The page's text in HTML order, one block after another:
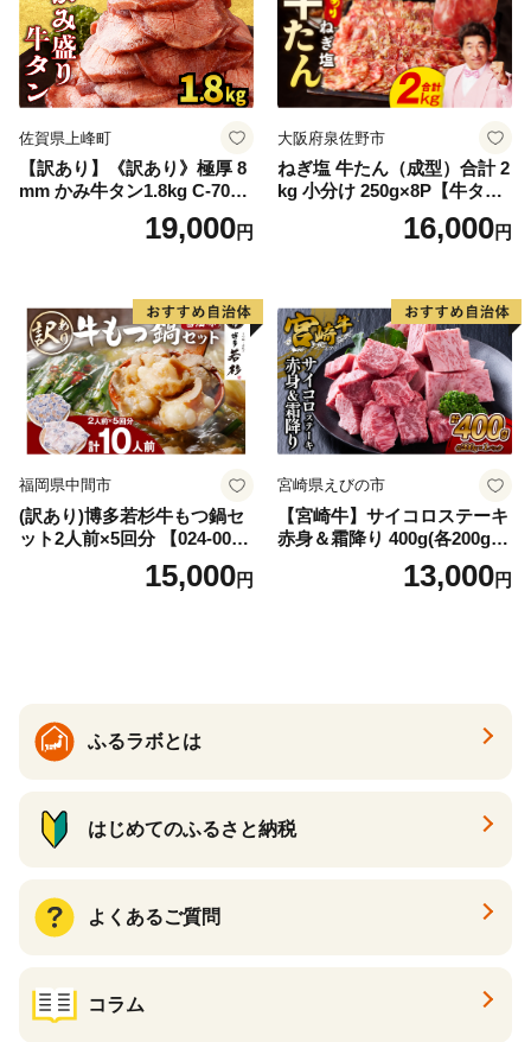
佐賀県上峰町
【訳あり】《訳あり》極厚 8
mm かみ牛タン1.8kg C-709-
19,000円
大阪府泉佐野市
ねぎ塩 牛たん（成型）合計 2
kg 小分け 250g×8P【牛タン
牛肉 焼肉用 薄切り 訳あり サ
16,000円
福岡県中間市
(訳あり)博多若杉牛もつ鍋セ
ット2人前×5回分 【024-002
15,000円
宮崎県えびの市
【宮崎牛】サイコロステーキ
赤身＆霜降り 400g(各200g×
１P 計2P) 真空パック 冷凍
13,000円
ふるラボとは
はじめてのふるさと納税
よくあるご質問
コラム